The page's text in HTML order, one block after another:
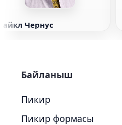
Чернус
Байланыш
Пикир
Пикир формасы